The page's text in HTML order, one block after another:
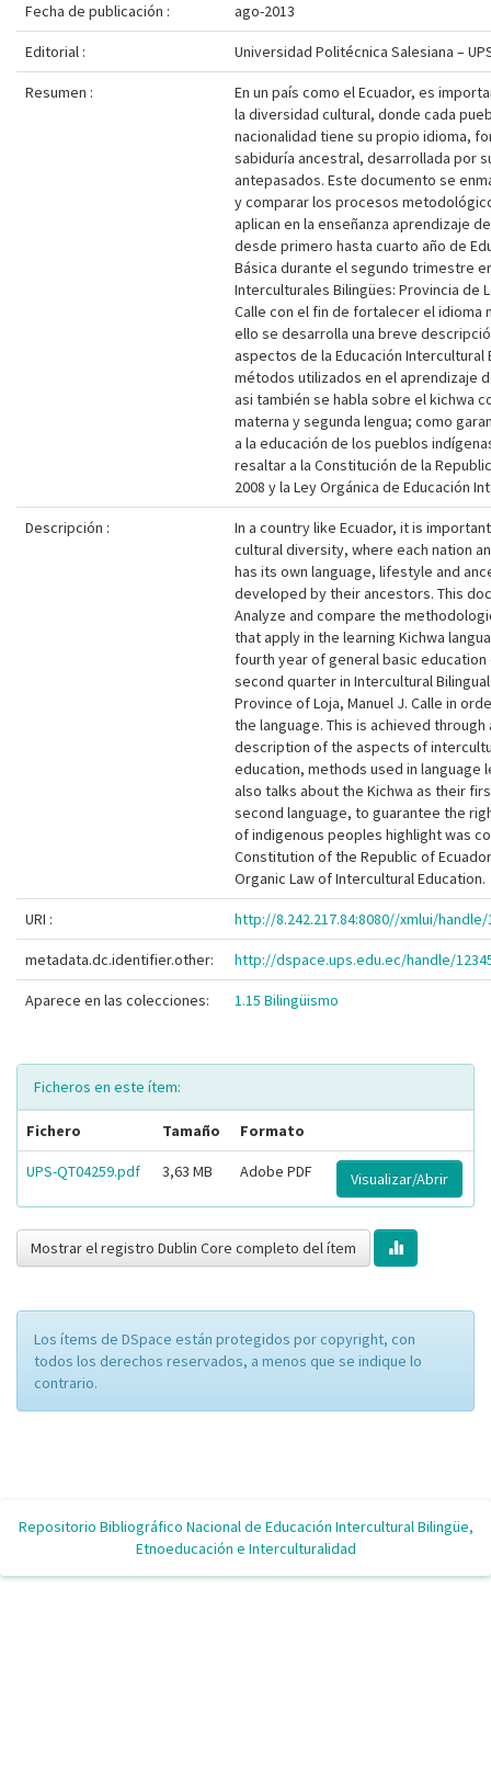
Fecha de publicación : ago-2013
Editorial : Universidad Politécnica Salesiana –
Resumen :
En un país como el Ecuador, es
la diversidad cultural, donde cada
nacionalidad tiene su propio idioma,
sabiduría ancestral, desarrollada por
antepasados. Este documento se
y comparar los procesos
aplican en la enseñanza aprendizaje
desde primero hasta cuarto año de
Básica durante el segundo trimestre
Interculturales Bilingües: Provincia de
Calle con el fin de fortalecer el idioma
ello se desarrolla una breve
aspectos de la Educación Intercultural
métodos utilizados en el aprendizaje
asi también se habla sobre el kichwa
materna y segunda lengua; como
a la educación de los pueblos
resaltar a la Constitución de la
2008 y la Ley Orgánica de Educación
Descripción :
In a country like Ecuador, it is
cultural diversity, where each nation
has its own language, lifestyle and
developed by their ancestors. This
Analyze and compare the
that apply in the learning Kichwa
fourth year of general basic education
second quarter in Intercultural
Province of Loja, Manuel J. Calle in
the language. This is achieved through
description of the aspects of
education, methods used in language
also talks about the Kichwa as their
second language, to guarantee the
of indigenous peoples highlight was
Constitution of the Republic of
Organic Law of Intercultural Education.
URI : http://8.242.217.84:8080//xmlui/handle/
metadata.dc.identifier.other: http://dspace.ups.edu.ec/handle/
Aparece en las colecciones: 1.15 Bilingüismo
Ficheros en este ítem:
Fichero Tamaño Formato
UPS-QT04259.pdf 3,63 MB Adobe PDF Visualizar/Abrir
Mostrar el registro Dublin Core completo del ítem
Los ítems de DSpace están protegidos por copyright, con
todos los derechos reservados, a menos que se indique lo
contrario.
Repositorio Bibliográfico Nacional de Educación Intercultural Bilingüe,
Etnoeducación e Interculturalidad